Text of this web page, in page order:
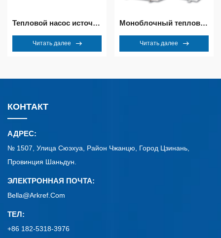
Тепловой насос источника воды
Читать далее
Моноблочный тепловой насос R32
Читать далее
КОНТАКТ
АДРЕС:
№ 1507, Улица Сюэхуа, Район Чжанцю, Город Цзинань,
Провинция Шаньдун.
ЭЛЕКТРОННАЯ ПОЧТА:
Bella@arkref.com
ТЕЛ:
+86 182-5318-3976